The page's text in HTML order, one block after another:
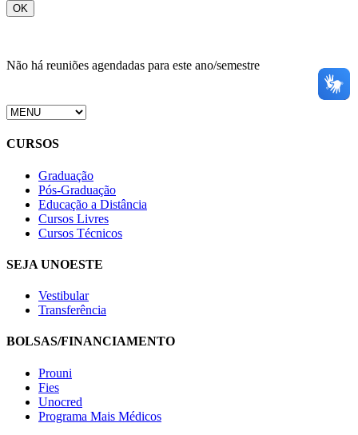
Não há reuniões agendadas para este ano/semestre
CURSOS
Graduação
Pós-Graduação
Educação a Distância
Cursos Livres
Cursos Técnicos
SEJA UNOESTE
Vestibular
Transferência
BOLSAS/FINANCIAMENTO
Prouni
Fies
Unocred
Programa Mais Médicos